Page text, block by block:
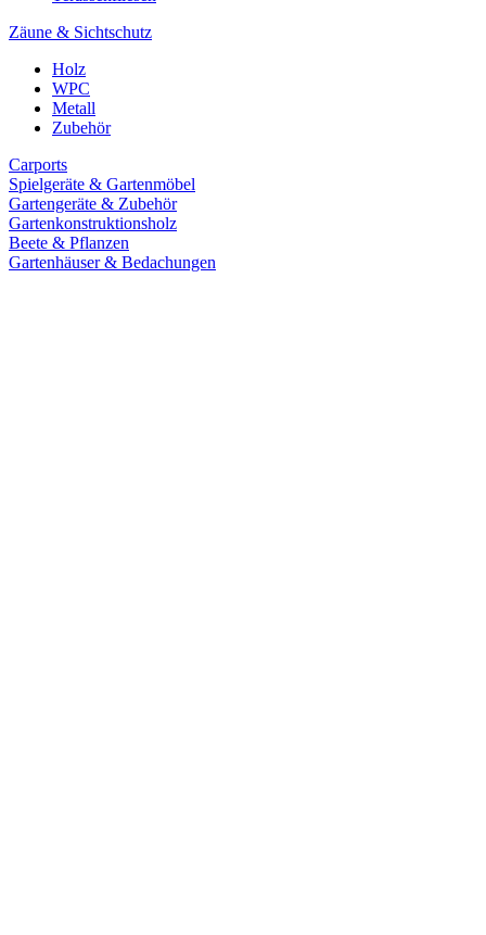
Zäune & Sichtschutz
Holz
WPC
Metall
Zubehör
Carports
Spielgeräte & Gartenmöbel
Gartengeräte & Zubehör
Gartenkonstruktionsholz
Beete & Pflanzen
Gartenhäuser & Bedachungen